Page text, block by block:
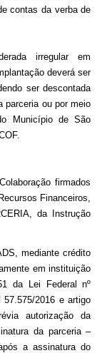
contas da verba de
irregular em
deverá ser
ser descontada
parceria ou por meio
Município de São
firmados
Financeiros,
da Instrução
mediante crédito
em instituição
da Lei Federal nº
57.575/2016 e artigo
autorização da
da parceria –
a assinatura do